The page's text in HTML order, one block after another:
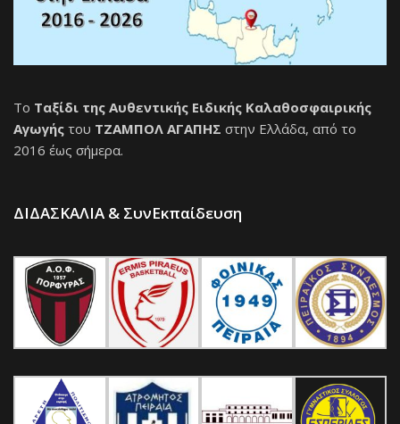
Το Ταξίδι της Αυθεντικής Ειδικής Καλαθοσφαιρικής
Αγωγής του ΤΖΑΜΠΟΛ ΑΓΑΠΗΣ στην Ελλάδα, από το
2016 έως σήμερα.
ΔΙΔΑΣΚΑΛΙΑ & ΣυνΕκπαίδευση